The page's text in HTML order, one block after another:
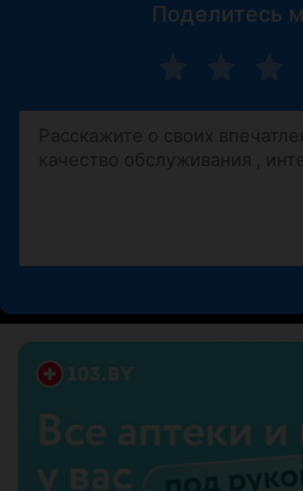
Поделитесь